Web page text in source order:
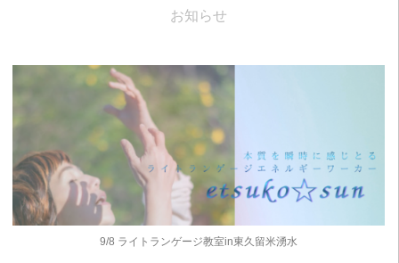
お知らせ
9/8 ライトランゲージ教室in東久留米湧水